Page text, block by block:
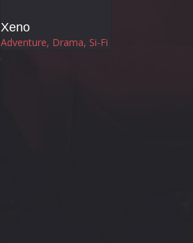
Xeno
Adventure, Drama, Si-Fi